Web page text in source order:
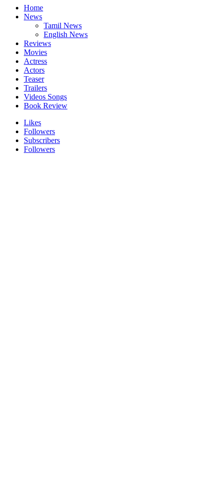
Home
News
Tamil News
English News
Reviews
Movies
Actress
Actors
Teaser
Trailers
Videos Songs
Book Review
Likes
Followers
Subscribers
Followers